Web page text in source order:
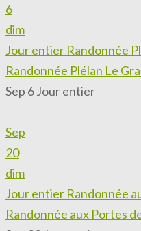
6
dim
Jour entier Randonnée
Randonnée Plélan Le
Sep 6Jour entier
Sep
20
dim
Jour entier Randonnée
Randonnée aux Portes